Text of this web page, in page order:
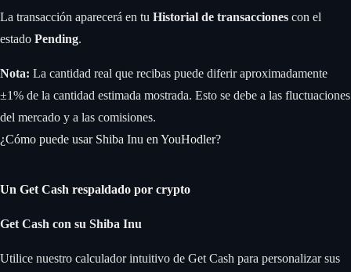
La transacción aparecerá en tu Historial de transacciones con el
estado Pending.
Nota: La cantidad real que recibas puede diferir aproximadamente
±1% de la cantidad estimada mostrada. Esto se debe a las fluctuaciones
del mercado y a las comisiones.
¿Cómo puede usar Shiba Inu en YouHodler?
Un Get Cash respaldado por crypto
Get Cash con su Shiba Inu
Utilice nuestro calculador intuitivo de Get Cash para personalizar sus